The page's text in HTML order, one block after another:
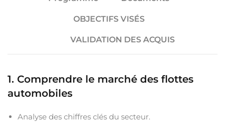
OBJECTIFS VISÉS
VALIDATION DES ACQUIS
1. Comprendre le marché des flottes
automobiles
Analyse des chiffres clés du secteur.